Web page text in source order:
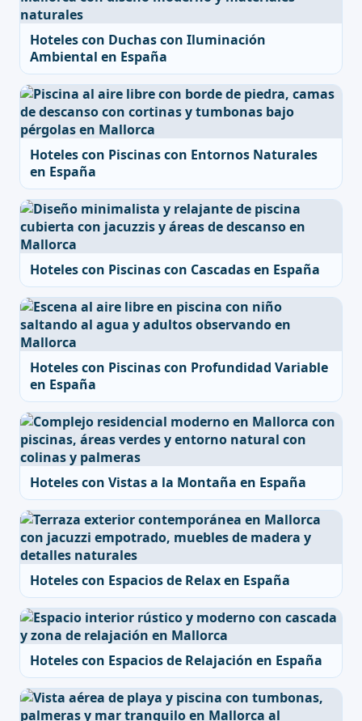
Hoteles con Duchas con Iluminación
Ambiental en España
Hoteles con Piscinas con Entornos Naturales
en España
Hoteles con Piscinas con Cascadas en España
Hoteles con Piscinas con Profundidad Variable
en España
Hoteles con Vistas a la Montaña en España
Hoteles con Espacios de Relax en España
Hoteles con Espacios de Relajación en España